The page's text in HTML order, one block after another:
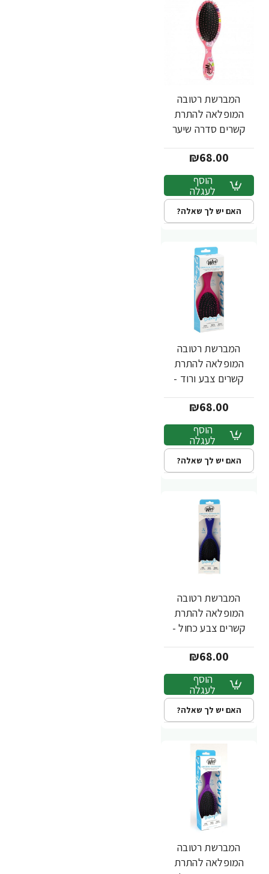
המברשת רטובה
המופלאה להתרת
קשרים סדרה שיער
- מבית Wet Brush₪68.00
הוסף
לעגלה
האם יש לך שאלה?
המברשת רטובה
המופלאה להתרת
קשרים צבע ורוד -
₪68.00
הוסף
לעגלה
האם יש לך שאלה?
המברשת רטובה
המופלאה להתרת
קשרים צבע כחול -
₪68.00
הוסף
לעגלה
האם יש לך שאלה?
המברשת רטובה
המופלאה להתרת